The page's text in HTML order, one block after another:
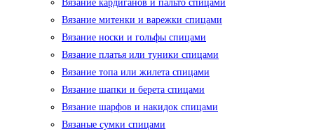
Вязание кардиганов и пальто спицами
Вязание митенки и варежки спицами
Вязание носки и гольфы спицами
Вязание платья или туники спицами
Вязание топа или жилета спицами
Вязание шапки и берета спицами
Вязание шарфов и накидок спицами
Вязаные сумки спицами